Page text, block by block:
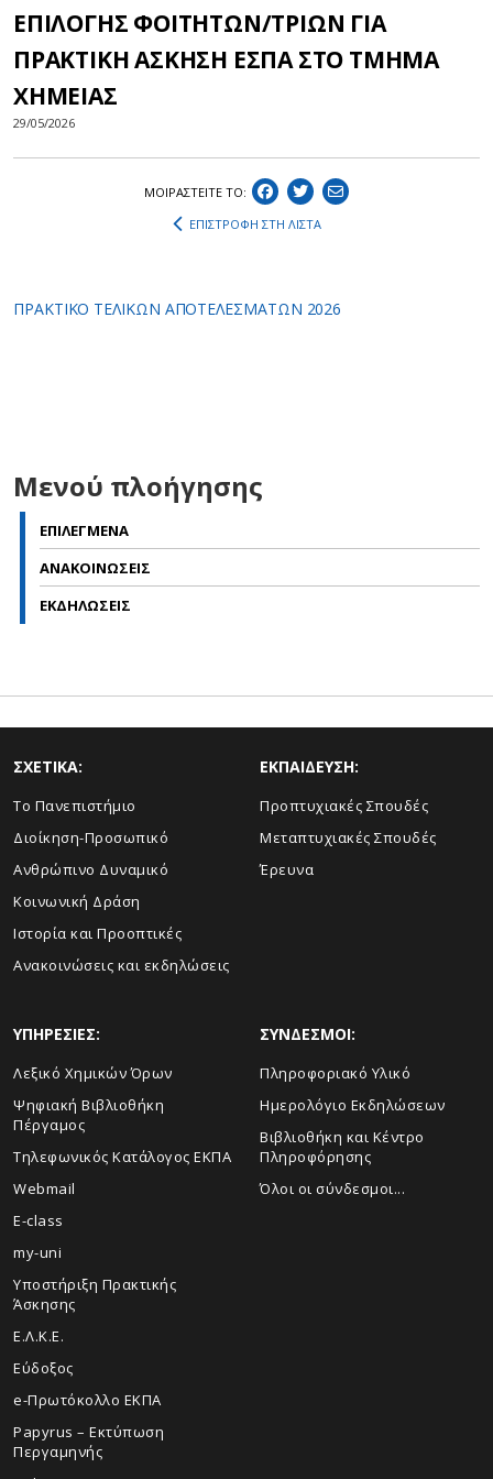
ΕΠΙΛΟΓΗΣ ΦΟΙΤΗΤΩΝ/ΤΡΙΩΝ ΓΙΑ
ΠΡΑΚΤΙΚΗ ΑΣΚΗΣΗ ΕΣΠΑ ΣΤΟ ΤΜΗΜΑ
ΧΗΜΕΙΑΣ
29/05/2026
ΜΟΙΡΑΣΤEIΤΕ ΤΟ:
ΕΠΙΣΤΡΟΦΗ ΣΤΗ ΛΙΣΤΑ
ΠΡΑΚΤΙΚΟ ΤΕΛΙΚΩΝ ΑΠΟΤΕΛΕΣΜΑΤΩΝ 2026
Μενού πλοήγησης
ΕΠΙΛΕΓΜΕΝΑ
ΑΝΑΚΟΙΝΩΣΕΙΣ
ΕΚΔΗΛΩΣΕΙΣ
ΣΧΕΤΙΚΑ:
Το Πανεπιστήμιο
Διοίκηση-Προσωπικό
Ανθρώπινο Δυναμικό
Κοινωνική Δράση
Ιστορία και Προοπτικές
Ανακοινώσεις και εκδηλώσεις
ΕΚΠΑΙΔΕΥΣΗ:
Προπτυχιακές Σπουδές
Μεταπτυχιακές Σπουδές
Έρευνα
ΥΠΗΡΕΣΙΕΣ:
Λεξικό Χημικών Όρων
Ψηφιακή Βιβλιοθήκη
Πέργαμος
Τηλεφωνικός Κατάλογος ΕΚΠΑ
Webmail
E-class
my-uni
Υποστήριξη Πρακτικής
Άσκησης
Ε.Λ.Κ.Ε.
Εύδοξος
e-Πρωτόκολλο ΕΚΠΑ
Papyrus – Εκτύπωση
Περγαμηνής
ΣΥΝΔΕΣΜΟΙ:
Πληροφοριακό Υλικό
Ημερολόγιο Εκδηλώσεων
Βιβλιοθήκη και Κέντρο
Πληροφόρησης
Όλοι οι σύνδεσμοι...